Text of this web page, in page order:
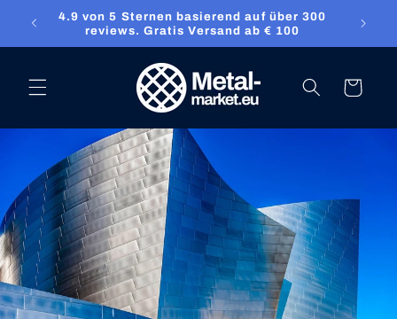
Direkt zum
Inhalt
4.9 von 5 Sternen basierend auf über 300
reviews. Gratis Versand ab € 100
Warenkorb